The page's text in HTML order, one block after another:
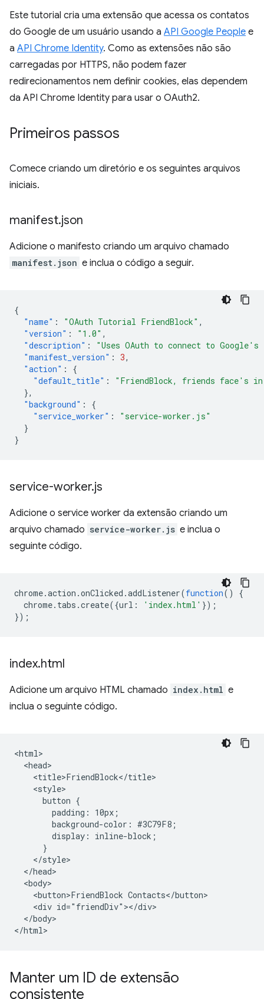
Este tutorial cria uma extensão que acessa os contatos
do Google de um usuário usando a API Google People e
a API Chrome Identity. Como as extensões não são
carregadas por HTTPS, não podem fazer
redirecionamentos nem definir cookies, elas dependem
da API Chrome Identity para usar o OAuth2.
Primeiros passos
Comece criando um diretório e os seguintes arquivos
iniciais.
manifest.json
Adicione o manifesto criando um arquivo chamado
manifest.json e inclua o código a seguir.
{
"name" : "OAuth Tutorial FriendBlock" ,
"version" : "1.0" ,
"description" :
"Uses OAuth to connect to
"manifest_version" : 3,
"action" :
{
"default_title" :
"FriendBlock, friends face's
},
"background" :
{
"service_worker" :
"service-worker.js"
}
}
service-worker.js
Adicione o service worker da extensão criando um
arquivo chamado service-worker.js e inclua o
seguinte código.
chrome.action .onClicked .addListener(function()
{
chrome. tabs .create({url : 'index.html' });
});
index.html
Adicione um arquivo HTML chamado index.html e
inclua o seguinte código.
<html>
  <head>
    <title>FriendBlock</title>
    <style>
      button {
        padding: 10px;
        background-color: #3C79F8;
        display: inline-block;
      }
    </style>
  </head>
  <body>
    <button>FriendBlock Contacts</button>
    <div id="friendDiv"></div>
  </body>
Manter um ID de extensão
consistente